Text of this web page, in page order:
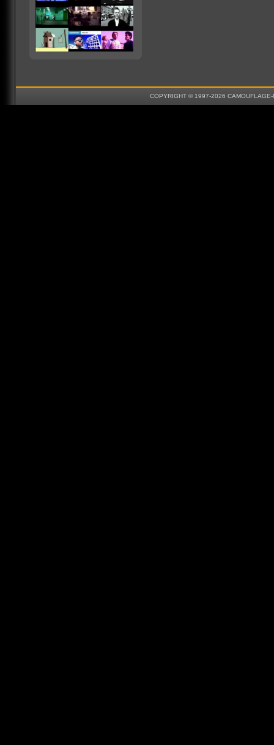
COPYRIGHT © 1997-2026 CAMOUFLAGE-